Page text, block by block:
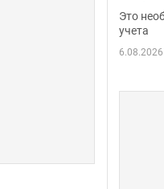
нужно
Это
учета